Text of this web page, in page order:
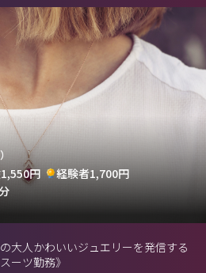
円
経験者1,700円
大人かわいいジュエリーを発信する
ーツ勤務》